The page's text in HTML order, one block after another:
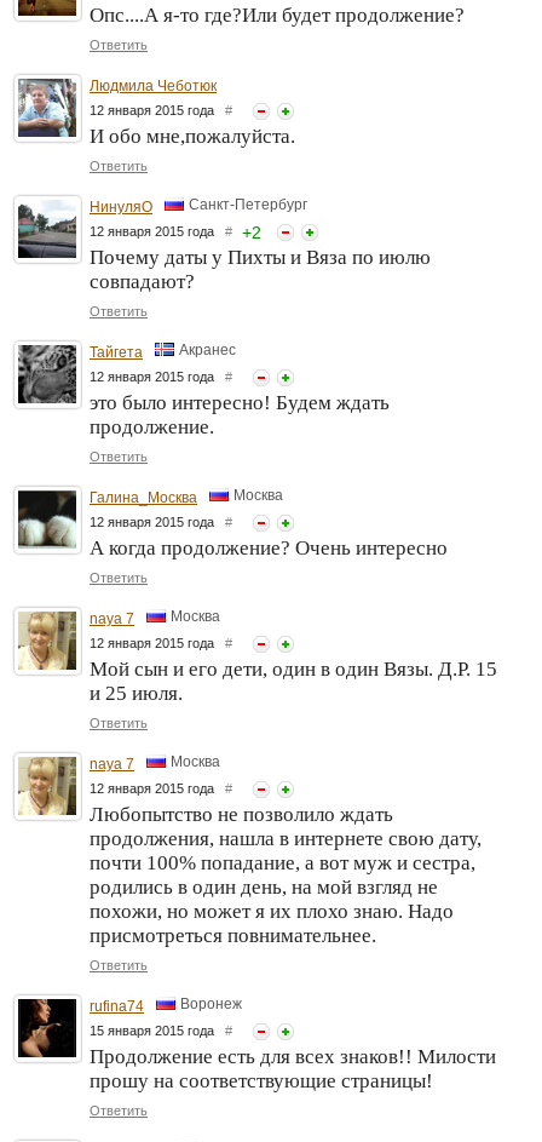
Опс....А я-то где?Или будет продолжение?
Ответить
Людмила Чеботюк
12 января 2015 года #
И обо мне,пожалуйста.
Ответить
НинуляО Санкт-Петербург
12 января 2015 года # +2
Почему даты у Пихты и Вяза по июлю
совпадают?
Ответить
Тайгета Акранес
12 января 2015 года #
это было интересно! Будем ждать
продолжение.
Ответить
Галина_Москва Москва
12 января 2015 года #
А когда продолжение? Очень интересно
Ответить
naya 7 Москва
12 января 2015 года #
Мой сын и его дети, один в один Вязы. Д.Р. 15
и 25 июля.
Ответить
naya 7 Москва
12 января 2015 года #
Любопытство не позволило ждать
продолжения, нашла в интернете свою дату,
почти 100% попадание, а вот муж и сестра,
родились в один день, на мой взгляд не
похожи, но может я их плохо знаю. Надо
присмотреться повнимательнее.
Ответить
rufina74 Воронеж
15 января 2015 года #
Продолжение есть для всех знаков!! Милости
прошу на соответствующие страницы!
Ответить